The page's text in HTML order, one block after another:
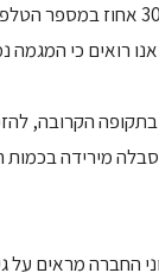
הפסקת האש, התחילה התעוררות
בתקופה הקרובה,
מירידה בכמות
החברה מראים על